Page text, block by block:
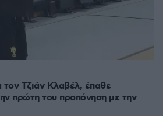
τον Τζιάν Κλαβέλ, έπαθε
πρώτη του προπόνηση με την